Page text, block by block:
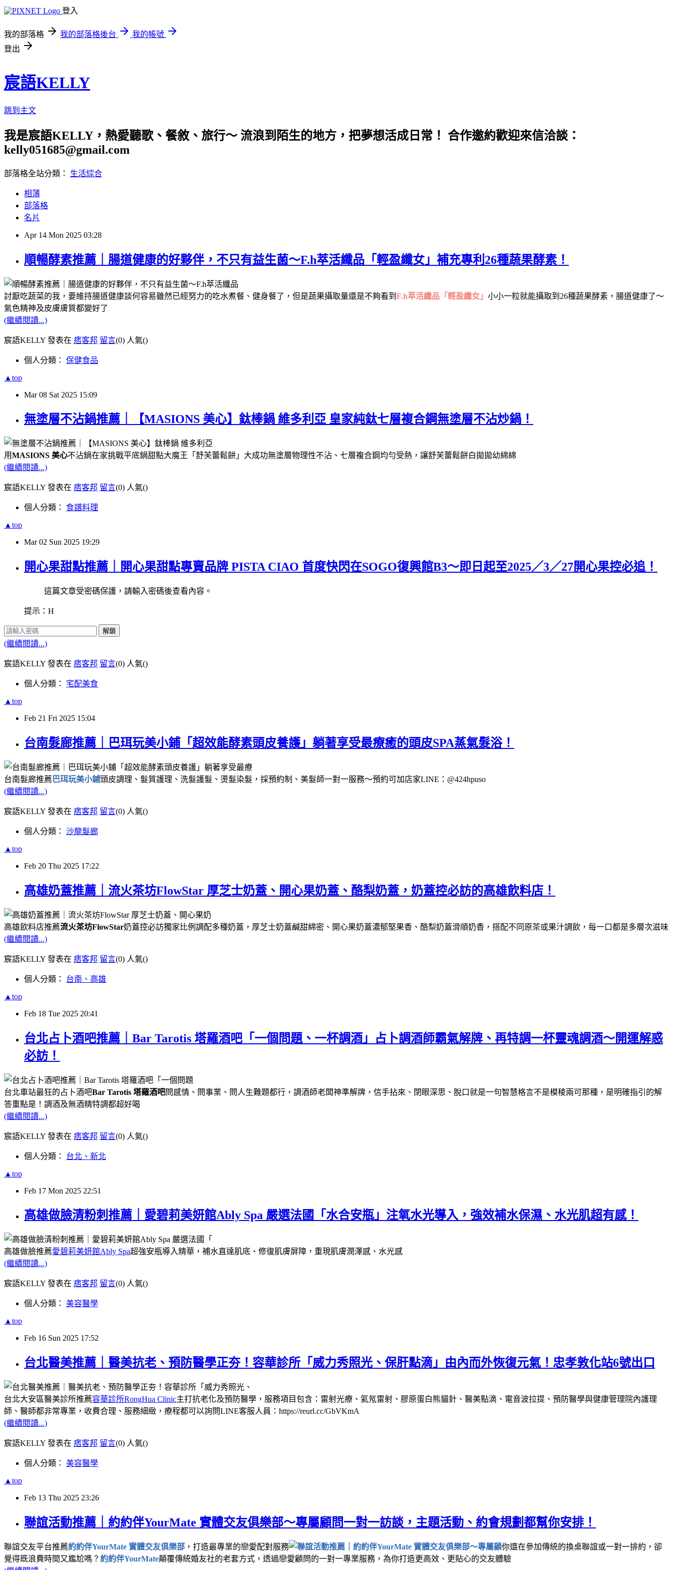
登入
我的部落格 我的部落格後台
我的帳號
登出
宸語KELLY
跳到主文
我是宸語KELLY，熱愛聽歌、餐敘、旅行～ 流浪到陌生的地方，把夢想活成日常！ 合作邀約歡迎來信洽談：
kelly051685@gmail.com
部落格全站分類： 生活綜合
相簿
部落格
名片
Apr 14 Mon 2025 03:28
順暢酵素推薦｜腸道健康的好夥伴，不只有益生菌～F.h萃活纖品「輕盈纖女」補充專利26種蔬果酵素！
討厭吃蔬菜的我，要維持腸道健康談何容易雖然已經努力的吃水煮餐、健身餐了，但是蔬果攝取量還是不夠看到 F.h萃活纖品「輕盈纖女」 小小一粒就能攝取到26種蔬果酵素，腸道健康了～
氣色精神及皮膚膚質都變好了
(繼續閱讀...)
宸語KELLY 發表在 痞客邦 留言(0) 人氣()
個人分類： 保健食品
▲top
Mar 08 Sat 2025 15:09
無塗層不沾鍋推薦｜【MASIONS 美心】鈦棒鍋 維多利亞 皇家純鈦七層複合鋼無塗層不沾炒鍋！
用MASIONS 美心不沾鍋在家挑戰平底鍋甜點大魔王「舒芙蕾鬆餅」大成功無塗層物理性不沾、七層複合鋼均勻受熱，讓舒芙蕾鬆餅白拋拋幼綿綿
(繼續閱讀...)
宸語KELLY 發表在 痞客邦 留言(0) 人氣()
個人分類： 食譜料理
▲top
Mar 02 Sun 2025 19:29
開心果甜點推薦｜開心果甜點專賣品牌 PISTA CIAO 首度快閃在SOGO復興館B3～即日起至2025／3／27開心果控必追！
這篇文章受密碼保護，請輸入密碼後查看內容。
提示：H
解鎖
(繼續閱讀...)
宸語KELLY 發表在 痞客邦 留言(0) 人氣()
個人分類： 宅配美食
▲top
Feb 21 Fri 2025 15:04
台南髮廊推薦｜巴珥玩美小鋪「超效能酵素頭皮養護」躺著享受最療癒的頭皮SPA蒸氣髮浴！
台南髮廊推薦 巴珥玩美小鋪頭皮調理、髮質護理、洗髮護髮、燙髮染髮，採預約制、美髮師一對一服務～預約可加店家LINE：@424hpuso
(繼續閱讀...)
宸語KELLY 發表在 痞客邦 留言(0) 人氣()
個人分類： 沙龍髮廊
▲top
Feb 20 Thu 2025 17:22
高雄奶蓋推薦｜流火茶坊FlowStar 厚芝士奶蓋、開心果奶蓋、酪梨奶蓋，奶蓋控必訪的高雄飲料店！
高雄飲料店推薦流火茶坊FlowStar奶蓋控必訪獨家比例調配多種奶蓋，厚芝士奶蓋鹹甜綿密、開心果奶蓋濃郁堅果香、酪梨奶蓋滑順奶香，搭配不同原茶或果汁調飲，每一口都是多層次滋味
(繼續閱讀...)
宸語KELLY 發表在 痞客邦 留言(0) 人氣()
個人分類： 台南、高雄
▲top
Feb 18 Tue 2025 20:41
台北占卜酒吧推薦｜Bar Tarotis 塔羅酒吧「一個問題、一杯調酒」占卜調酒師霸氣解牌、再特調一杯靈魂調酒～開運解惑
必訪！
台北車站最狂的占卜酒吧Bar Tarotis 塔羅酒吧問感情、問事業、問人生難題都行，調酒師老闆神準解牌，信手拈來、閉眼深思、脫口就是一句智慧格言不是模稜兩可那種，是明確指引的解
答重點是！調酒及無酒精特調都超好喝
(繼續閱讀...)
宸語KELLY 發表在 痞客邦 留言(0) 人氣()
個人分類： 台北、新北
▲top
Feb 17 Mon 2025 22:51
高雄做臉清粉刺推薦｜愛碧莉美妍館Ably Spa 嚴選法國「水合安瓶」注氧水光導入，強效補水保濕、水光肌超有感！
高雄做臉推薦愛碧莉美妍館Ably Spa超強安瓶導入精華，補水直達肌底、修復肌膚屏障，重現肌膚潤澤感、水光感
(繼續閱讀...)
宸語KELLY 發表在 痞客邦 留言(0) 人氣()
個人分類： 美容醫學
▲top
Feb 16 Sun 2025 17:52
台北醫美推薦｜醫美抗老、預防醫學正夯！容華診所「威力秀照光、保肝點滴」由內而外恢復元氣！忠孝敦化站6號出口
台北大安區醫美診所推薦容華診所RongHua Clinic主打抗老化及預防醫學，服務項目包含：雷射光療、氦氖雷射、膠原蛋白熊貓針、醫美點滴、電音波拉提、預防醫學與健康管理院內護理
師、醫師都非常專業，收費合理、服務細緻，療程都可以詢問LINE客服人員：https://reurl.cc/GbVKmA
(繼續閱讀...)
宸語KELLY 發表在 痞客邦 留言(0) 人氣()
個人分類： 美容醫學
▲top
Feb 13 Thu 2025 23:26
聯誼活動推薦｜約約伴YourMate 實體交友俱樂部～專屬顧問一對一訪談，主題活動、約會規劃都幫你安排！
聯誼交友平台推薦約約伴YourMate 實體交友俱樂部 ，打造最專業的戀愛配對服務
你還在參加傳統的換桌聯誼或一對一排約，卻
覺得既浪費時間又尷尬嗎？ 約約伴YourMate顛覆傳統婚友社的老套方式，透過戀愛顧問的一對一專業服務，為你打造更高效、更貼心的交友體驗